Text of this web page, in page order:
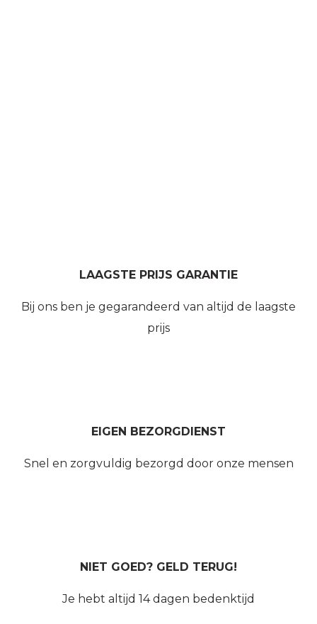
LAAGSTE PRIJS GARANTIE
Bij ons ben je gegarandeerd van altijd de laagste
prijs
EIGEN BEZORGDIENST
Snel en zorgvuldig bezorgd door onze mensen
NIET GOED? GELD TERUG!
Je hebt altijd 14 dagen bedenktijd